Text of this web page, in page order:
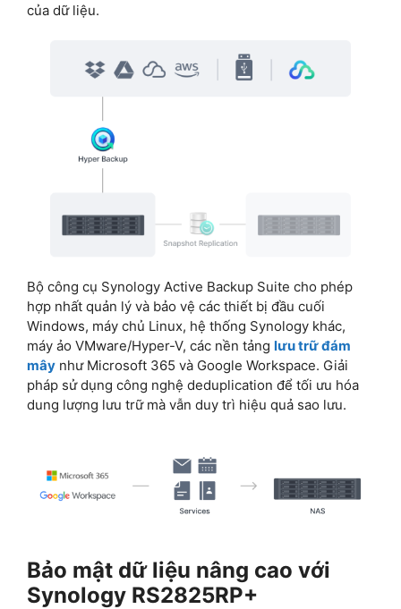
của dữ liệu.
Bộ công cụ Synology Active Backup Suite cho phép
hợp nhất quản lý và bảo vệ các thiết bị đầu cuối
Windows, máy chủ Linux, hệ thống Synology khác,
máy ảo VMware/Hyper-V, các nền tảng lưu trữ đám
mây như Microsoft 365 và Google Workspace. Giải
pháp sử dụng công nghệ deduplication để tối ưu hóa
dung lượng lưu trữ mà vẫn duy trì hiệu quả sao lưu.
Bảo mật dữ liệu nâng cao với
Synology RS2825RP+